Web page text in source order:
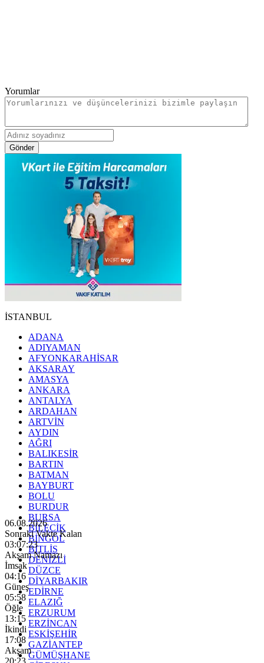
Yorumlar
Gönder
İSTANBUL
ADANA
ADIYAMAN
AFYONKARAHİSAR
AKSARAY
AMASYA
ANKARA
ANTALYA
ARDAHAN
ARTVİN
AYDIN
AĞRI
BALIKESİR
BARTIN
BATMAN
BAYBURT
BOLU
BURDUR
BURSA
BİLECİK
BİNGÖL
BİTLİS
DENİZLİ
DÜZCE
DİYARBAKIR
EDİRNE
ELAZIĞ
ERZURUM
ERZİNCAN
ESKİŞEHİR
GAZİANTEP
GÜMÜŞHANE
06.08.2026
Sonraki Vakte Kalan
03:07:21
Akşam Namazı
İmsak
04:16
Güneş
05:58
Öğle
13:15
İkindi
17:08
Akşam
20:23